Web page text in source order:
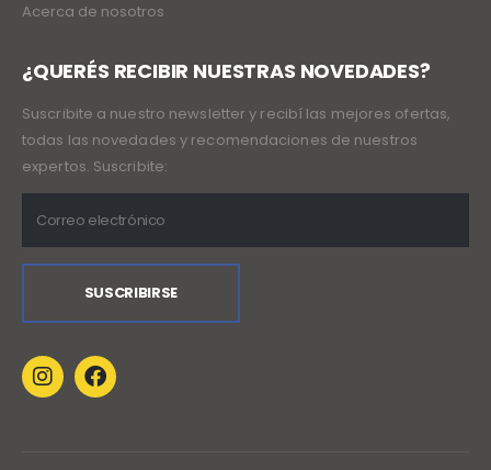
Acerca de nosotros
¿QUERÉS RECIBIR NUESTRAS NOVEDADES?
Suscribite a nuestro newsletter y recibí las mejores ofertas,
todas las novedades y recomendaciones de nuestros
expertos. Suscribite: